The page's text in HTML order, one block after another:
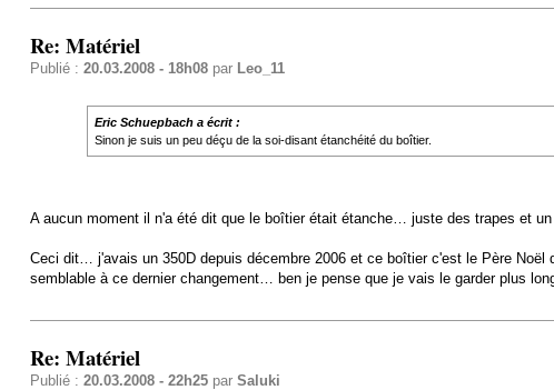
Re: Matériel
Publié : 20.03.2008 - 18h08par Leo_11
Eric Schuepbach a écrit :
Sinon je suis un peu déçu de la soi-disant étanchéité du boîtier.
A aucun moment il n'a été dit que le boîtier était étanche… juste des trapes et
Ceci dit… j'avais un 350D depuis décembre 2006 et ce boîtier c'est le Père
semblable à ce dernier changement… ben je pense que je vais le garder plus
Re: Matériel
Publié : 20.03.2008 - 22h25par Saluki